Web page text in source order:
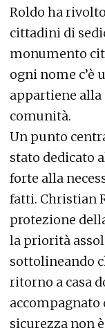
Roldo ha
cittadini di
monumento
ogni nome c’è
appartiene
comunità.
Un punto
stato dedicato
forte alla
fatti. Christian
protezione
la priorità
sottolineando
ritorno a casa
sicurezza non